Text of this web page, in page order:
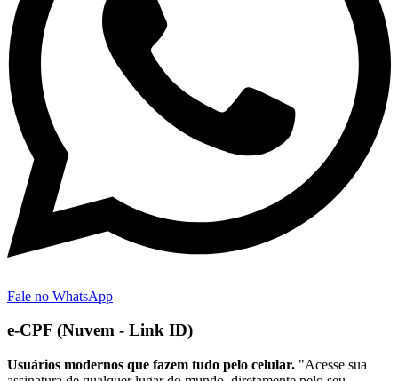
Fale no WhatsApp
e-CPF (Nuvem - Link ID)
Usuários modernos que fazem tudo pelo celular. "Acesse sua